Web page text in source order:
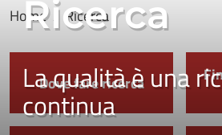
Ricerca
La qualità è una
continua
Home Ricerca
Dove fare ricerca